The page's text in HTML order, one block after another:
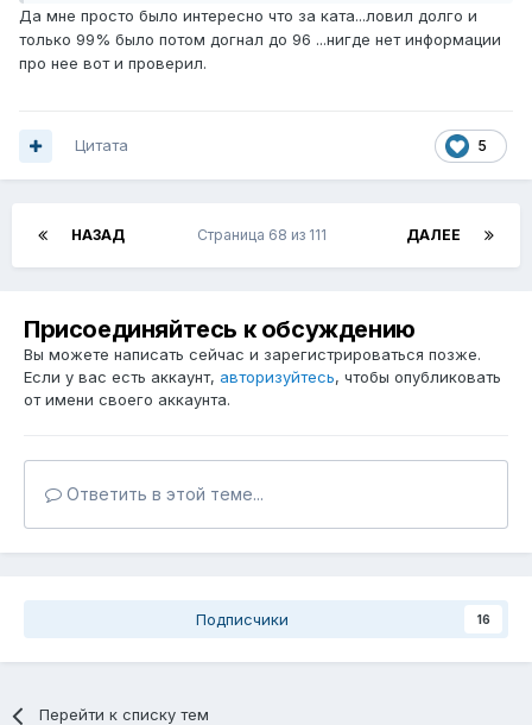
Да мне просто было интересно что за ката...ловил долго и
только 99% было потом догнал до 96 ...нигде нет информации
про нее вот и проверил.
5
Цитата
НАЗАД ДАЛЕЕ
Страница 68 из 111
Присоединяйтесь к обсуждению
Вы можете написать сейчас и зарегистрироваться позже.
Если у вас есть аккаунт, авторизуйтесь, чтобы опубликовать
от имени своего аккаунта.
Ответить в этой теме...
Подписчики 16
Перейти к списку тем